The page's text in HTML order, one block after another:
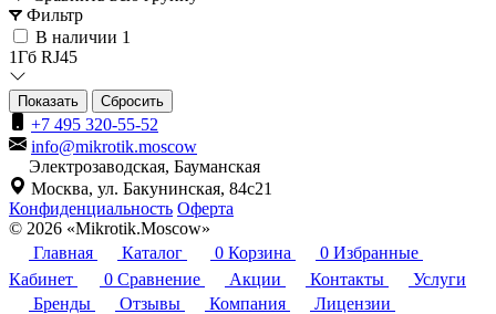
Фильтр
В наличии 1
1Гб RJ45
Сбросить
+7 495 320-55-52
info@mikrotik.moscow
Электрозаводская, Бауманская
Москва, ул. Бакунинская, 84с21
Конфиденциальность Оферта
© 2026 «Mikrotik.Moscow»
Главная
Каталог 0 Корзина 0 Избранные
Кабинет
0 Сравнение Акции Контакты
Услуги
Бренды
Отзывы Компания
Лицензии